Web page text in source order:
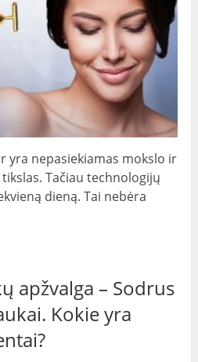
yra nepasiekiamas mokslo ir
Tačiau technologijų
dieną. Tai nebėra
apžvalga – Sodrus
Kokie yra